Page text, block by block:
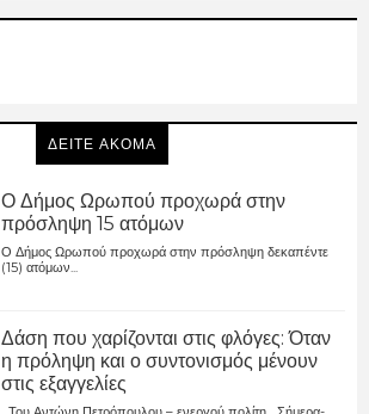
ΔΕΙΤΕ ΑΚΟΜΑ
Ο Δήμος Ωρωπού προχωρά στην
πρόσληψη 15 ατόμων
Ο Δήμος Ωρωπού προχωρά στην πρόσληψη δεκαπέντε
(15) ατόμων...
Δάση που χαρίζονται στις φλόγες: Όταν
η πρόληψη και ο συντονισμός μένουν
στις εξαγγελίες